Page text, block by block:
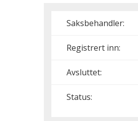
Saksbehandler:
Registrert inn:
Avsluttet:
Status: